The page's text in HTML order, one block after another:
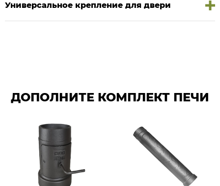
Универсальное крепление для двери
ДОПОЛНИТЕ КОМПЛЕКТ ПЕЧИ